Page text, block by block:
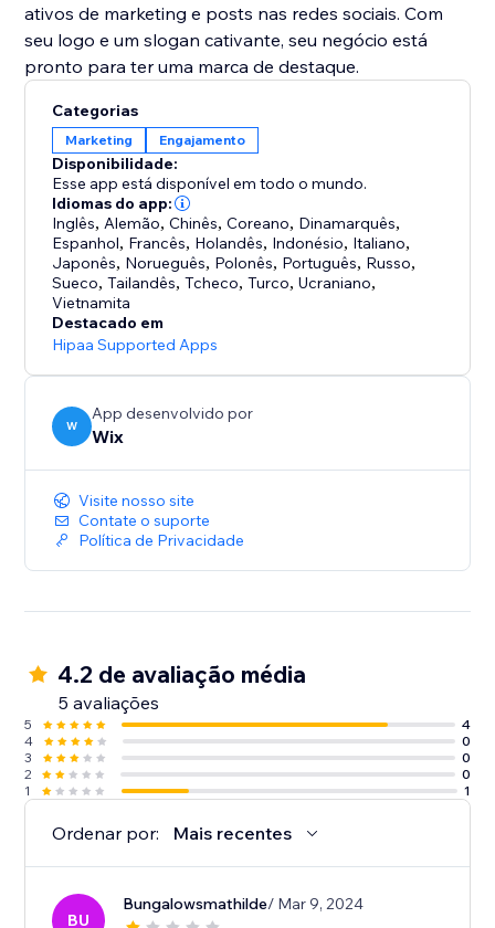
ativos de marketing e posts nas redes sociais. Com
seu logo e um slogan cativante, seu negócio está
Categorias
Marketing Engajamento
Disponibilidade:
Esse app está disponível em todo o mundo.
Idiomas do app:
Inglês, Alemão,Chinês,Coreano, Dinamarquês,
Espanhol, Francês, Holandês, Indonésio, Italiano,
Japonês, Norueguês, Polonês, Português, Russo,
Sueco,Tailandês,Tcheco,Turco,Ucraniano,
Vietnamita
Destacado em
Hipaa Supported Apps
W
App desenvolvido por
Wix
Visite nosso site
Contate o suporte
Política de Privacidade
4.2 de avaliação média
5 avaliações
5
4
4
0
3
0
2
0
1
1
Ordenar por: Mais recentes
BU
Bungalowsmathilde/ Mar 9, 2024